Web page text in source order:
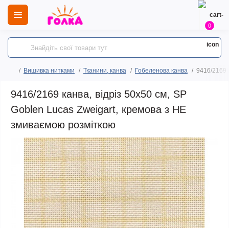
0
Вишивка нитками Тканини, канва Гобеленова канва 9416/2169
9416/2169 канва, відріз 50х50 см, SP
Goblen Lucas Zweigart, кремова з НЕ
змиваємою розміткою